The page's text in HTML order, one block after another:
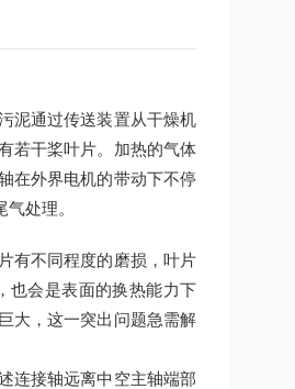
泥通过传送装置从干燥机
若干桨叶片。加热的气体
在外界电机的带动下不停
处理。
有不同程度的磨损，叶片
也会是表面的换热能力下
大，这一突出问题急需解
连接轴远离中空主轴端部